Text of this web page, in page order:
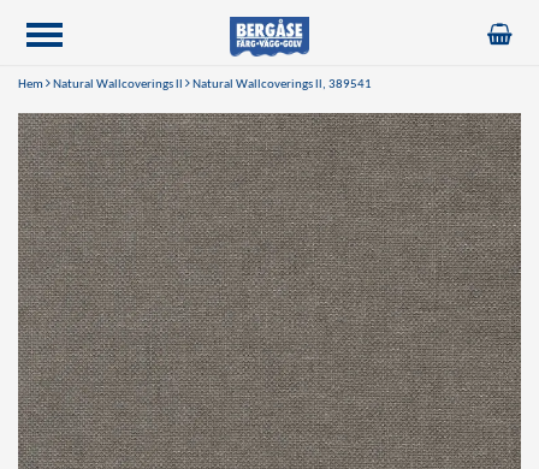
Hem Natural Wallcoverings ll Natural Wallcoverings ll, 389541